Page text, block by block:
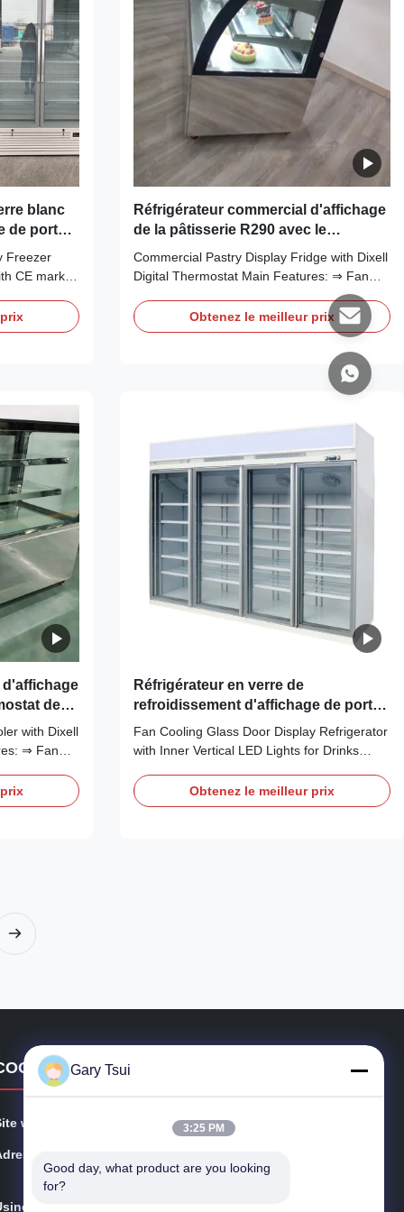
blanc
de porte
la CE
Freezer
CE mark
Large edge
glass doors
Réfrigérateur commercial d'affichage
de la pâtisserie R290 avec le
thermostat de Dixell Digital
Commercial Pastry Display Fridge with Dixell
Digital Thermostat Main Features: ⇒ Fan
cooling, bringing no frost to the cooler and
making it cool down quickly ⇒ R290 CFC-
Free Refrigerant, which is environmentally
friendly ⇒ Self-contained Secop compressor,
plug in for use ⇒ The condensing unit can
Obtenez le meilleur prix
d'affichage
de
with Dixell
⇒ Fan
CFC-
Réfrigérateur en verre de
refroidissement d'affichage de porte
de fan avec les lumières verticales
intérieures de LED
Fan Cooling Glass Door Display Refrigerator
with Inner Vertical LED Lights for Drinks
frost to the cooler and making it cool down
quickly ⇒ R290 CFC-Free Refrigerant, which
Obtenez le meilleur prix
web: opendisplayfridge.com
efei, Anhui, Chine
Gary Tsui
3:25 PM
Good day, what product are you looking
for?